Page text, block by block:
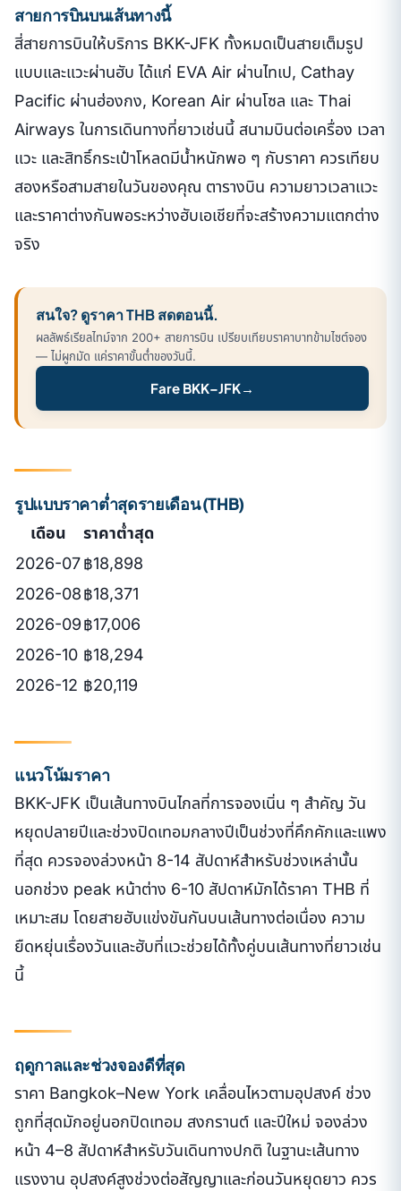
สายการบินบนเส้นทางนี้
สี่สายการบินให้บริการ BKK-JFK ทั้งหมดเป็นสายเต็มรูป
แบบและแวะผ่านฮับ ได้แก่ EVA Air ผ่านไทเป, Cathay
Pacific ผ่านฮ่องกง, Korean Air ผ่านโซล และ Thai
Airways ในการเดินทางที่ยาวเช่นนี้ สนามบินต่อเครื่อง เวลา
แวะ และสิทธิ์กระเป๋าโหลดมีน้ำหนักพอ ๆ กับราคา ควรเทียบ
สองหรือสามสายในวันของคุณ ตารางบิน ความยาวเวลาแวะ
และราคาต่างกันพอระหว่างฮับเอเชียที่จะสร้างความแตกต่าง
จริง
สนใจ? ดูราคา THB สดตอนนี้.
ผลลัพธ์เรียลไทม์จาก 200+ สายการบิน เปรียบเทียบราคาบาทข้ามไซต์จอง
— ไม่ผูกมัด แค่ราคาขั้นต่ำของวันนี้.
Fare BKK–JFK→
รูปแบบราคาต่ำสุดรายเดือน (THB)
เดือน
ราคาต่ำสุด
2026-07฿18,898
2026-08฿18,371
2026-09฿17,006
2026-10 ฿18,294
2026-12 ฿20,119
แนวโน้มราคา
BKK-JFK เป็นเส้นทางบินไกลที่การจองเนิ่น ๆ สำคัญ วัน
หยุดปลายปีและช่วงปิดเทอมกลางปีเป็นช่วงที่คึกคักและแพง
ที่สุด ควรจองล่วงหน้า 8-14 สัปดาห์สำหรับช่วงเหล่านั้น
นอกช่วง peak หน้าต่าง 6-10 สัปดาห์มักได้ราคา THB ที่
เหมาะสม โดยสายฮับแข่งขันกันบนเส้นทางต่อเนื่อง ความ
ยืดหยุ่นเรื่องวันและฮับที่แวะช่วยได้ทั้งคู่บนเส้นทางที่ยาวเช่น
นี้
ฤดูกาลและช่วงจองดีที่สุด
ราคา Bangkok–New York เคลื่อนไหวตามอุปสงค์ ช่วง
ถูกที่สุดมักอยู่นอกปิดเทอม สงกรานต์ และปีใหม่ จองล่วง
หน้า 4–8 สัปดาห์สำหรับวันเดินทางปกติ ในฐานะเส้นทาง
แรงงาน อุปสงค์สูงช่วงต่อสัญญาและก่อนวันหยุดยาว ควร